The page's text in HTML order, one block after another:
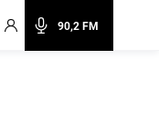
90,2 FM